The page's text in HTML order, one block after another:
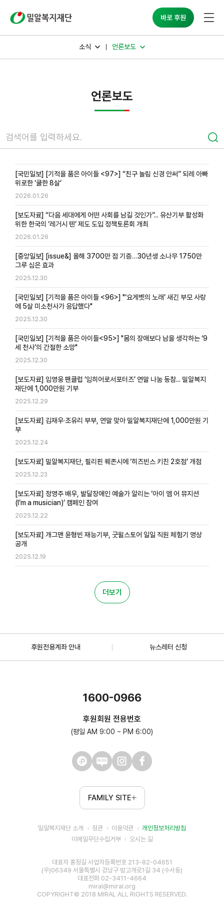
바로 후원
소식 언론보도
언론보도
[국민일보] [기적을 품은 아이들 <97>] “친구 놀림 신경 안써” 되레 아빠
위로한 ‘쿨한 8살’
2026.01.26
[보도자료] “다음 세대에게 어떤 사회를 남길 것인가”... 유산기부 활성화
위한 한국의 ‘레거시 텐’ 제도 도입 정책토론회 개최
2026.01.26
[중앙일보] [issue&] 올해 3700만 점 기증…30년생 소나무 1750만
그루 심은 효과
2025.12.30
[국민일보] [기적을 품은 아이들 <96>] "‘요게벳의 노래’ 새긴 부모 사랑
에 5살 미소천사가 응답했다"
2025.12.30
[국민일보] [기적을 품은 아이들<95>] "몸의 장애보다 남을 생각하는 ‘9
세 천사’의 간절한 소망"
2025.12.30
[보도자료] 임영웅 팬클럽 ‘임히어로서포터즈’ 연말 나눔 동참... 밀알복지
재단에 1,000만원 기부
2025.12.29
[보도자료] 김재우·조유리 부부, 연말 맞아 밀알복지재단에 1,000만원 기
부
2025.12.24
[보도자료] 밀알복지재단, 필리핀 퀘존시에 ‘히즈빈스 키친 2호점’ 개점
2025.12.23
[보도자료] 정영주 배우, 발달장애인 예술가 알리는 ‘아이 엠 어 뮤지션
(I’m a musician)’ 캠페인 참여
2025.12.22
[보도자료] 개그맨 윤형빈 재능기부, 굿윌스토어 일일 직원 체험기 영상
공개
2025.12.19
더보기
후원전용계좌 안내 뉴스레터 신청
1600-0966
후원회원 전용번호
(평일 AM 9:00 ~ PM 6:00)
FAMILY SITE
밀알복지재단 소개 정관 이용약관
개인정보처리방침
이메일무단수집거부
오시는 길
대표자 홍정길 사업자등록번호 213-82-04651
(우)06349 서울특별시 강남구 밤고개로1길 34 (수서동)
대표전화 02-3411-4664
miral@miral.org
COPYRIGHT© 2018 MIRAL ALL RIGHTS RESERVED.